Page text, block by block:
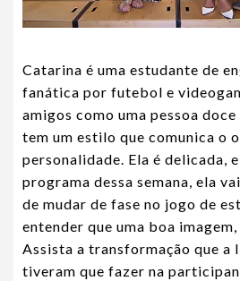
Catarina é uma estudante de
fanática por futebol e
amigos como uma pessoa
tem um estilo que comunica o
personalidade. Ela é delicada,
programa dessa semana, ela
de mudar de fase no jogo de
entender que uma boa imagem,
Assista a transformação que a
tiveram que fazer na